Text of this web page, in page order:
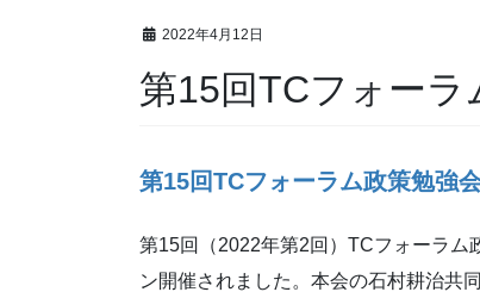
2022年4月12日
第15回TCフォー
第15回TCフォーラム政策勉強
第15回（2022年第2回）TCフォーラ
ン開催されました。本会の石村耕治共